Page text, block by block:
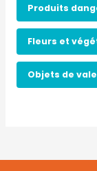
Produits
Fleurs et
Objets de